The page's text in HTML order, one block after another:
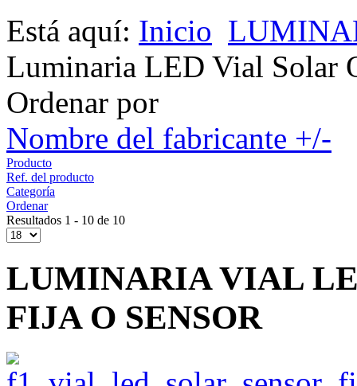
Está aquí: Inicio
Luminaria LED Vial Solar
Ordenar por
Nombre del fabricante +/-
Producto
Ref. del producto
Categoría
Ordenar
Resultados 1 - 10 de 10
LUMINARIA VIAL
FIJA O SENSOR